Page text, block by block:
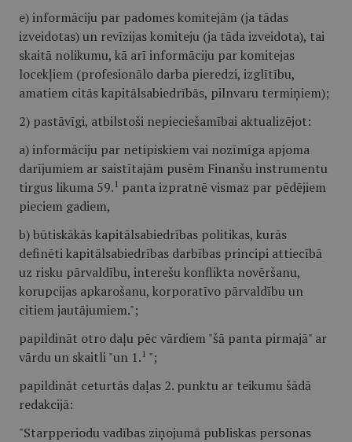
e) informāciju par padomes komitejām (ja tādas
izveidotas) un revīzijas komiteju (ja tāda izveidota), tai
skaitā nolikumu, kā arī informāciju par komitejas
locekļiem (profesionālo darba pieredzi, izglītību,
amatiem citās kapitālsabiedrībās, pilnvaru termiņiem);
2) pastāvīgi, atbilstoši nepieciešamībai aktualizējot:
a) informāciju par netipiskiem vai nozīmīga apjoma
darījumiem ar saistītajām pusēm Finanšu instrumentu
tirgus likuma 59. 1 panta izpratnē vismaz par pēdējiem
pieciem gadiem,
b) būtiskākās kapitālsabiedrības politikas, kurās
definēti kapitālsabiedrības darbības principi attiecībā
uz risku pārvaldību, interešu konflikta novēršanu,
korupcijas apkarošanu, korporatīvo pārvaldību un
citiem jautājumiem.";
papildināt otro daļu pēc vārdiem "šā panta pirmajā" ar
vārdu un skaitli "un 1. 1 ";
papildināt ceturtās daļas 2. punktu ar teikumu šādā
redakcijā:
"Starpperiodu vadības ziņojumā publiskas personas